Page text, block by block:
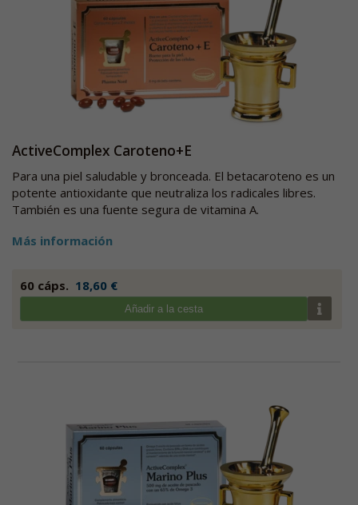
ActiveComplex Caroteno+E
Para una piel saludable y bronceada. El betacaroteno es un
potente antioxidante que neutraliza los radicales libres.
También es una fuente segura de vitamina A.
Más información
60 cáps. 18,60 €
Añadir a la cesta